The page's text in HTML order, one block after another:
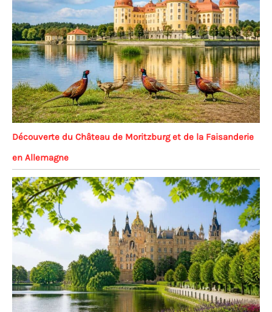
Découverte du Château de Moritzburg et de la Faisanderie
en Allemagne